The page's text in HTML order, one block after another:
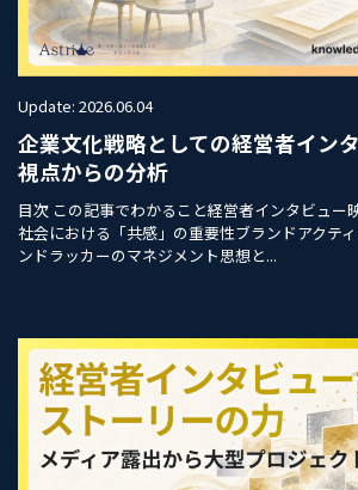
Update: 2026.06.04
企業文化戦略としての経営者イン
視点からの分析
目次 この記事でわかること経営者インタビュー
社会における「共感」の重要性ブランドアクテ
ンドラッカーのマネジメント思想と...